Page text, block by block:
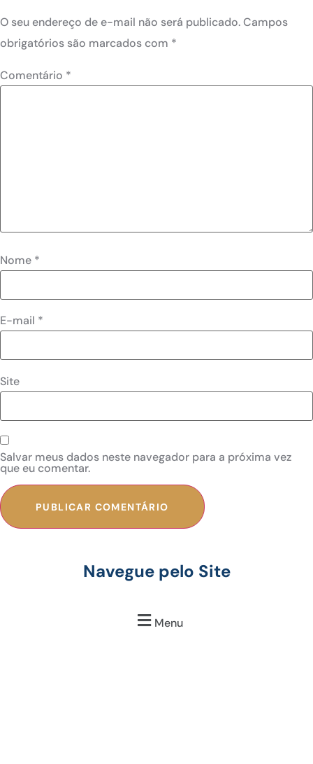
O seu endereço de e-mail não será publicado.Campos
obrigatórios são marcados com *
Comentário *
Nome *
E-mail *
Site
Salvar meus dados neste navegador para a próxima vez
que eu comentar.
Navegue pelo Site
Menu